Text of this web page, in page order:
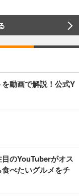
を動画で解説！公式Y
目のYouTuberがオス
べたいグルメをチ